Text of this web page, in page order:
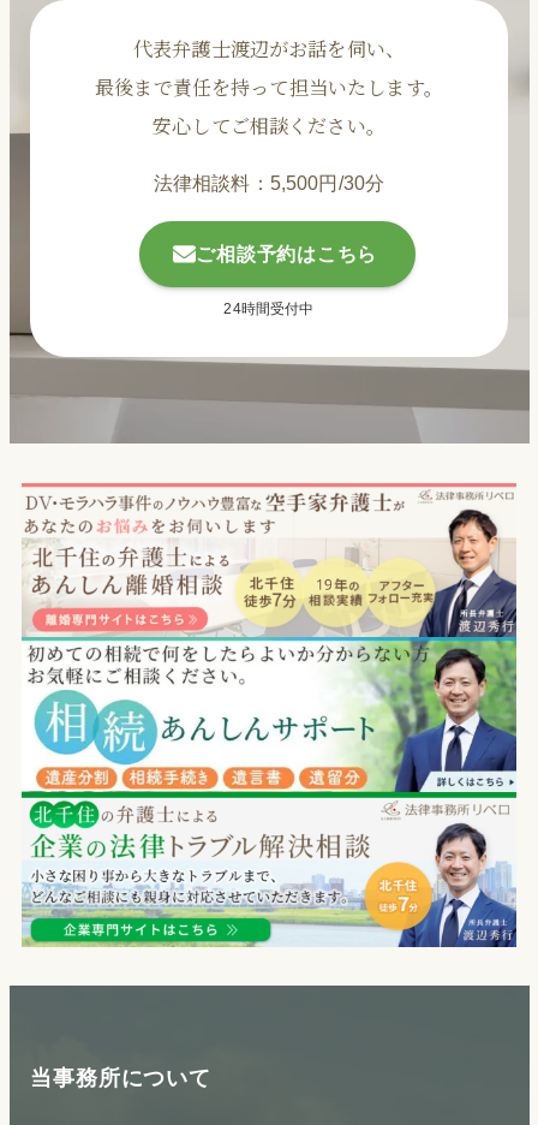
代表弁護士渡辺がお話を伺い、
最後まで責任を持って担当いたします。
安心してご相談ください。
法律相談料：5,500円/30分
ご相談予約はこちら
24時間受付中
当事務所について